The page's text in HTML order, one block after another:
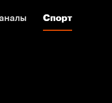
Спорт
Спорт